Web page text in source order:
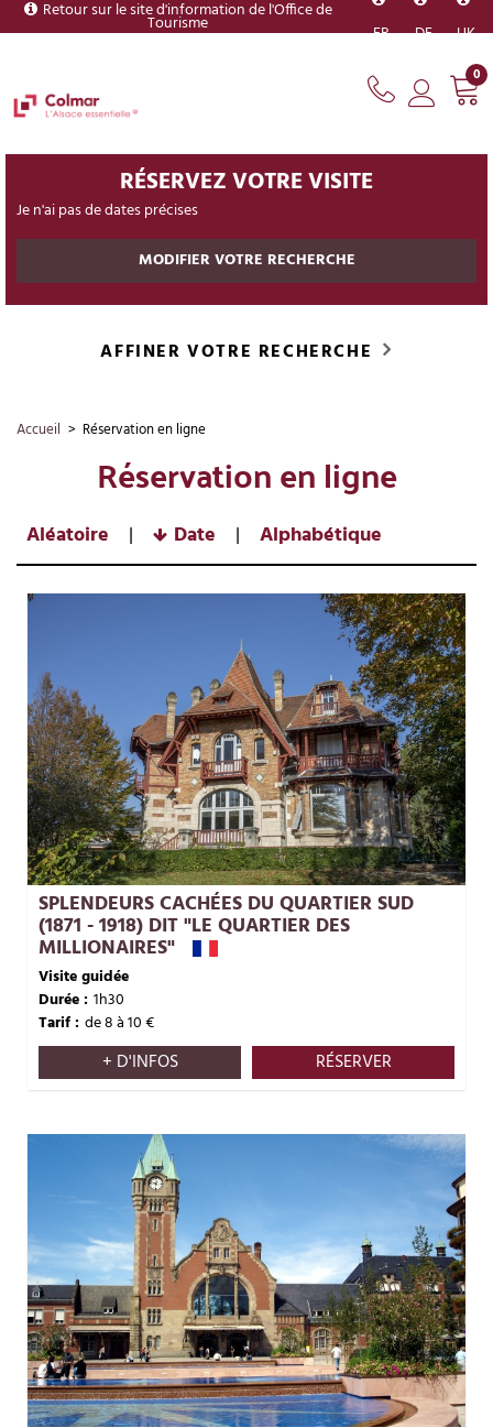
Retour sur le site d'information de l'Office de
Tourisme FR DE UK
0
RÉSERVEZ VOTRE VISITE
Je n'ai pas de dates précises
MODIFIER VOTRE RECHERCHE
AFFINER VOTRE RECHERCHE
Accueil > Réservation en ligne
Réservation en ligne
Aléatoire Date Alphabétique
SPLENDEURS CACHÉES DU QUARTIER SUD
(1871 - 1918) DIT "LE QUARTIER DES
MILLIONAIRES"
Visite guidée
Durée : 1h30
Tarif : de 8 à 10€
RÉSERVER
+ D'INFOS